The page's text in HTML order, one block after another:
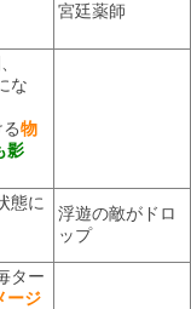
宮廷薬師
な
る物
影
態に
浮遊の敵がドロ
ップ
ター
ージ